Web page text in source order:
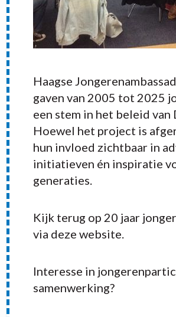
RECENT POSTS
Haagse
gaven van 2005 tot 2025
een stem in het beleid van
Hoewel het project is
hun invloed zichtbaar in
initiatieven én inspiratie
generaties.
Kijk terug op 20 jaar
via deze website.
Interesse in
samenwerking?